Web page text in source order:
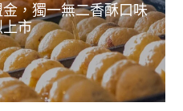
，獨一無二香酥口味
上市